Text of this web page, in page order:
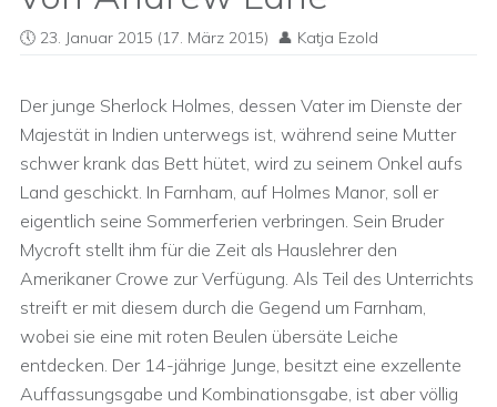
23. Januar 2015 (17. März 2015) Katja Ezold
Der junge Sherlock Holmes, dessen Vater im Dienste der
Majestät in Indien unterwegs ist, während seine Mutter
schwer krank das Bett hütet, wird zu seinem Onkel aufs
Land geschickt. In Farnham, auf Holmes Manor, soll er
eigentlich seine Sommerferien verbringen. Sein Bruder
Mycroft stellt ihm für die Zeit als Hauslehrer den
Amerikaner Crowe zur Verfügung. Als Teil des Unterrichts
streift er mit diesem durch die Gegend um Farnham,
wobei sie eine mit roten Beulen übersäte Leiche
entdecken. Der 14-jährige Junge, besitzt eine exzellente
Auffassungsgabe und Kombinationsgabe, ist aber völlig